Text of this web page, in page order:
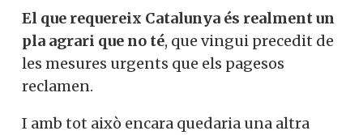
El que requereix Catalunya és realment un
pla agrari que no té, que vingui precedit de
les mesures urgents que els pagesos
reclamen.
I amb tot això encara quedaria una altra